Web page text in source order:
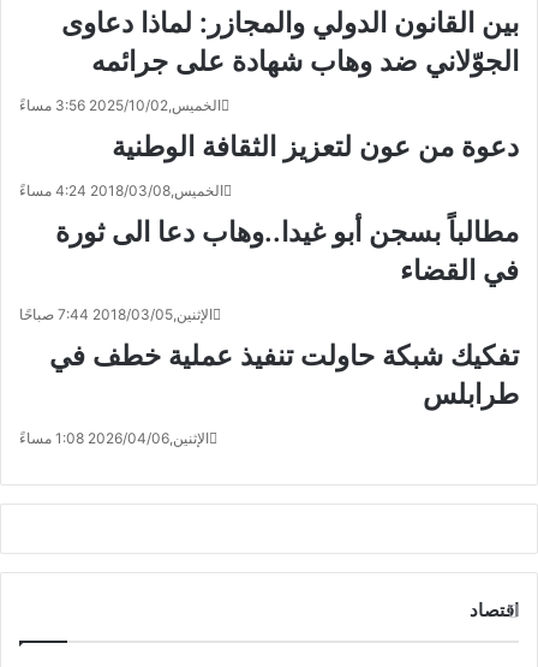
بين القانون الدولي والمجازر: لماذا دعاوى
الجوّلاني ضد وهاب شهادة على جرائمه
الخميس,2025/10/02 3:56 مساءً
دعوة من عون لتعزيز الثقافة الوطنية
الخميس,2018/03/08 4:24 مساءً
مطالباً بسجن أبو غيدا..وهاب دعا الى ثورة
في القضاء
الإثنين,2018/03/05 7:44 صباحًا
تفكيك شبكة حاولت تنفيذ عملية خطف في
طرابلس
الإثنين,2026/04/06 1:08 مساءً
اقتصاد